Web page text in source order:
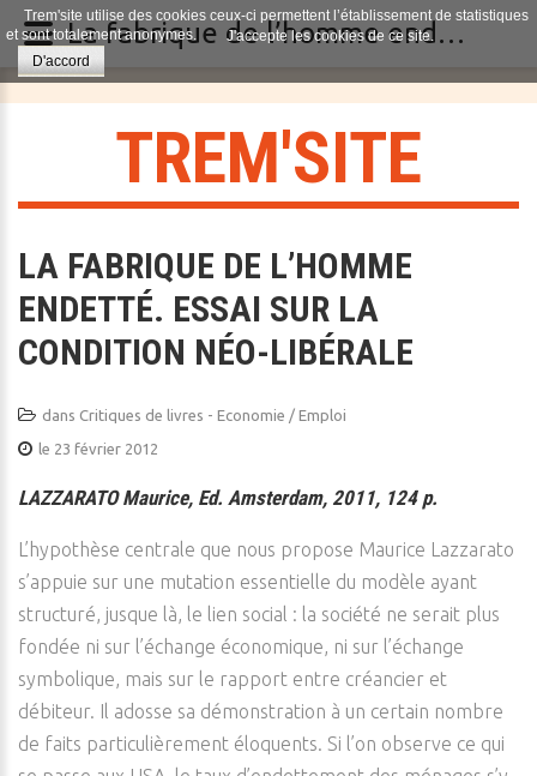
TREM'SITE
LA FABRIQUE DE L’HOMME
ENDETTÉ. ESSAI SUR LA
CONDITION NÉO-LIBÉRALE
dans Critiques de livres - Economie / Emploi
le 23 février 2012
LAZZARATO Maurice, Ed. Amsterdam, 2011, 124 p.
L’hypothèse centrale que nous propose Maurice Lazzarato
s’appuie sur une mutation essentielle du modèle ayant
structuré, jusque là, le lien social : la société ne serait plus
fondée ni sur l’échange économique, ni sur l’échange
symbolique, mais sur le rapport entre créancier et
débiteur. Il adosse sa démonstration à un certain nombre
de faits particulièrement éloquents. Si l’on observe ce qui
Trem'site utilise des cookies ceux-ci permettent l’établissement de statistiques
et sont totalement anonymes.
J'accepte les cookies de ce site.
D'accord
La fabrique de l’homme endetté. Essai sur la condition néo-libérale